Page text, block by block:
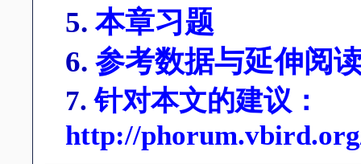
5. 本章习题
6. 参考数据与延伸阅
7.针对本文的建议：
http://